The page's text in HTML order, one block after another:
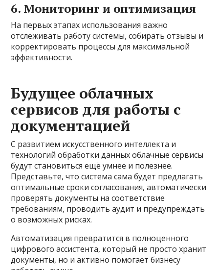
6. Мониторинг и оптимизация
На первых этапах использования важно
отслеживать работу системы, собирать отзывы и
корректировать процессы для максимальной
эффективности.
Будущее облачных
сервисов для работы с
документацией
С развитием искусственного интеллекта и
технологий обработки данных облачные сервисы
будут становиться ещё умнее и полезнее.
Представьте, что система сама будет предлагать
оптимальные сроки согласования, автоматически
проверять документы на соответствие
требованиям, проводить аудит и предупреждать
о возможных рисках.
Автоматизация превратится в полноценного
цифрового ассистента, который не просто хранит
документы, но и активно помогает бизнесу